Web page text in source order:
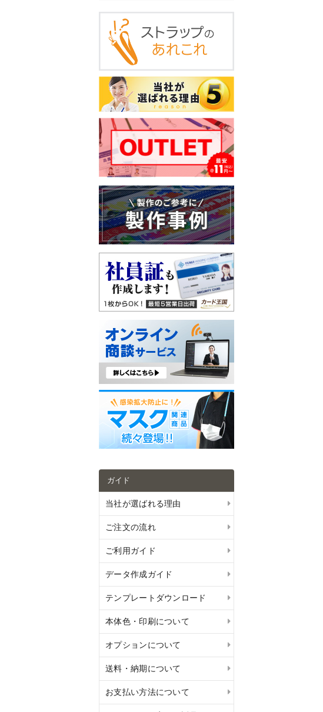
ガイド
当社が選ばれる理由
ご注文の流れ
ご利用ガイド
データ作成ガイド
テンプレートダウンロード
本体色・印刷について
オプションについて
送料・納期について
お支払い方法について